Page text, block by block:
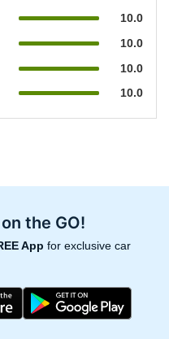
10.0
10.0
10.0
10.0
the GO!
App for exclusive car